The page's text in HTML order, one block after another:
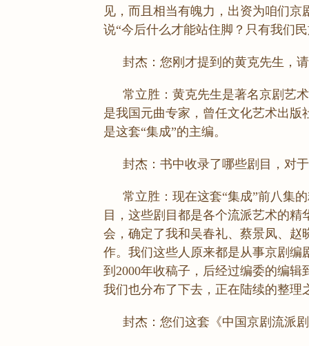
见，而且相当有魄力，出资为咱们
说“今后什么才能站住脚？只有我们
封杰：您刚才提到的黄克先生，
常立胜：黄克先生是著名京剧艺
是我国元曲专家，曾任文化艺术出
是这套“集成”的主编。
封杰：书中收录了哪些剧目，对
常立胜：现在这套“集成”前八集
目，这些剧目都是各个流派艺术的
会，确定了我和吴春礼、蔡景凤、
作。我们这些人原来都是从事京剧编
到2000年收稿子，后经过编委的编
我们也分布了下去，正在陆续的整理
封杰：您们这套《中国京剧流派